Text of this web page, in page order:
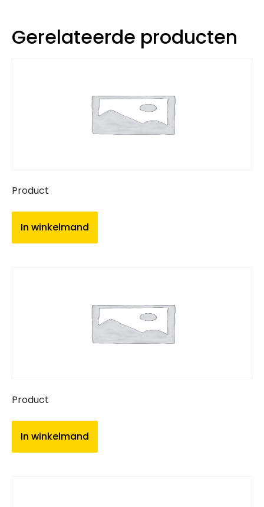
Gerelateerde producten
Product
In winkelmand
Product
In winkelmand